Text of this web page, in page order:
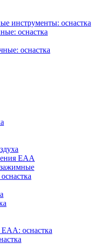
инструменты: оснастка
оснастка
оснастка
EAA
оснастка